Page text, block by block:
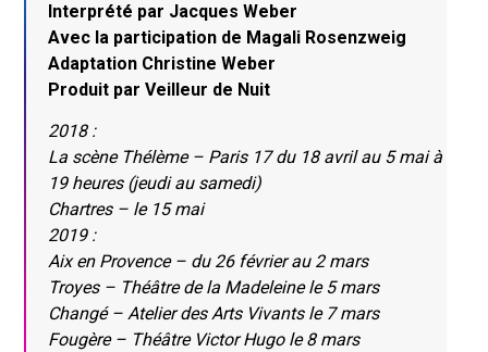
Interprété par Jacques Weber
Avec la participation de Magali Rosenzweig
Adaptation Christine Weber
Produit par Veilleur de Nuit
2018 :
La scène Thélème – Paris 17 du 18 avril au 5 mai à
19 heures (jeudi au samedi)
Chartres – le 15 mai
2019 :
Aix en Provence – du 26 février au 2 mars
Troyes – Théâtre de la Madeleine le 5 mars
Changé – Atelier des Arts Vivants le 7 mars
Fougère – Théâtre Victor Hugo le 8 mars